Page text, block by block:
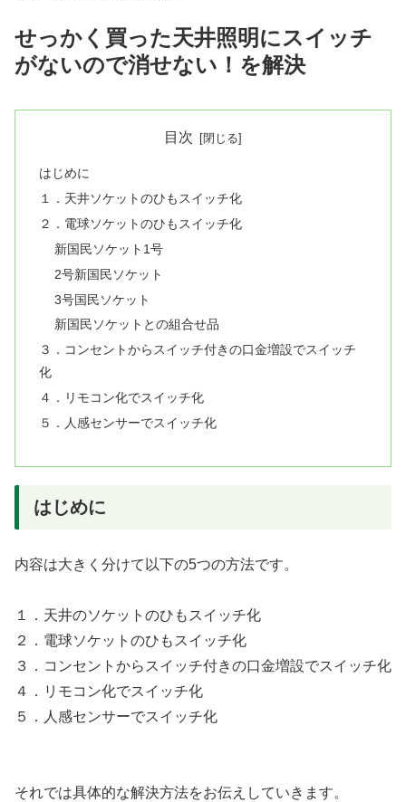
せっかく買った天井照明にスイッチ
がないので消せない！を解決
目次
はじめに
１．天井ソケットのひもスイッチ化
２．電球ソケットのひもスイッチ化
新国民ソケット1号
2号新国民ソケット
3号国民ソケット
新国民ソケットとの組合せ品
３．コンセントからスイッチ付きの口金増設でスイッチ
化
４．リモコン化でスイッチ化
５．人感センサーでスイッチ化
はじめに
内容は大きく分けて以下の5つの方法です。
１．天井のソケットのひもスイッチ化
２．電球ソケットのひもスイッチ化
３．コンセントからスイッチ付きの口金増設でスイッチ化
４．リモコン化でスイッチ化
５．人感センサーでスイッチ化
それでは具体的な解決方法をお伝えしていきます。